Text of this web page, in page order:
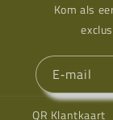
Kom als
E‑mail
QR Klantkaart